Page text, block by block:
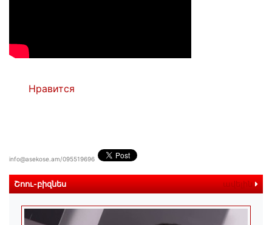
Нравится
info@asekose.am/095519696
Շոու-բիզնես ավելին